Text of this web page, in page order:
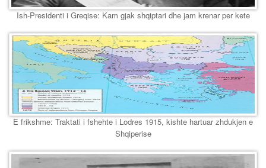
Ish-Presidenti i Greqise: Kam gjak shqiptari dhe jam krenar per kete
E frikshme: Traktati i fshehte i Lodres 1915, kishte hartuar zhdukjen e
Shqiperise